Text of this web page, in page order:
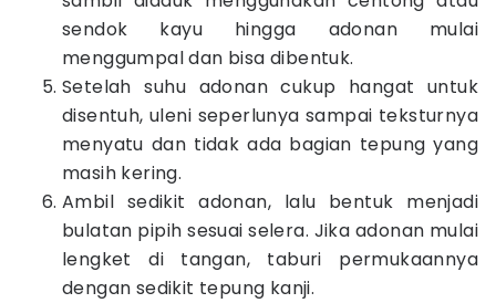
sendok kayu hingga adonan mulai
menggumpal dan bisa dibentuk.
Setelah suhu adonan cukup hangat untuk
disentuh, uleni seperlunya sampai teksturnya
menyatu dan tidak ada bagian tepung yang
masih kering.
Ambil sedikit adonan, lalu bentuk menjadi
bulatan pipih sesuai selera. Jika adonan mulai
lengket di tangan, taburi permukaannya
dengan sedikit tepung kanji.